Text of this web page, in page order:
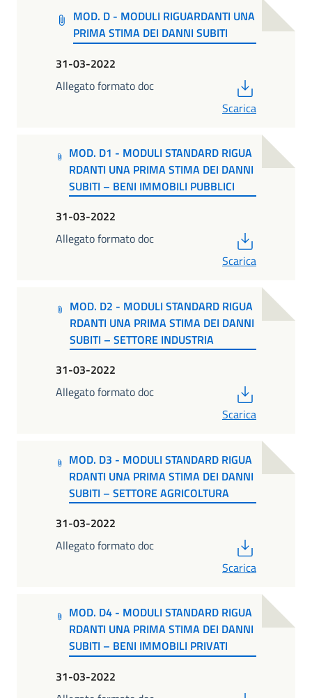
MOD. D - MODULI RIGUARDANTI UNA
PRIMA STIMA DEI DANNI SUBITI
31-03-2022
Allegato formato doc
Scarica
MOD. D1 - MODULI STANDARD RIGUA
RDANTI UNA PRIMA STIMA DEI DANNI
SUBITI – BENI IMMOBILI PUBBLICI
31-03-2022
Allegato formato doc
Scarica
MOD. D2 - MODULI STANDARD RIGUA
RDANTI UNA PRIMA STIMA DEI DANNI
SUBITI – SETTORE INDUSTRIA
31-03-2022
Allegato formato doc
Scarica
MOD. D3 - MODULI STANDARD RIGUA
RDANTI UNA PRIMA STIMA DEI DANNI
SUBITI – SETTORE AGRICOLTURA
31-03-2022
Allegato formato doc
Scarica
MOD. D4 - MODULI STANDARD RIGUA
RDANTI UNA PRIMA STIMA DEI DANNI
SUBITI – BENI IMMOBILI PRIVATI
31-03-2022